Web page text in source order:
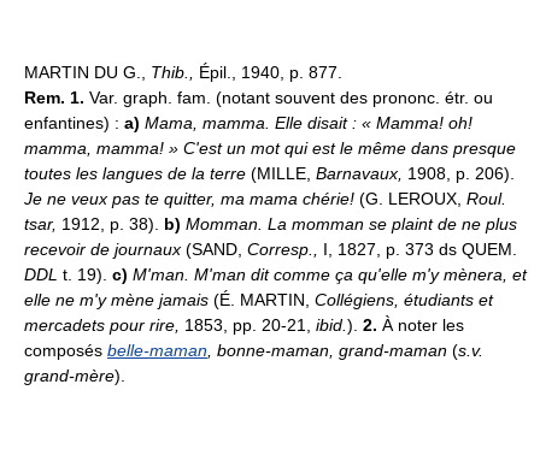
MARTIN DU G., Thib., Épil., 1940, p. 877.
Rem. 1. Var. graph. fam. (notant souvent des prononc. étr. ou
enfantines) : a) Mama, mamma. Elle disait : « Mamma! oh!
mamma, mamma! » C'est un mot qui est le même dans presque
toutes les langues de la terre (MILLE, Barnavaux, 1908, p. 206).
Je ne veux pas te quitter, ma mama chérie! (G. LEROUX, Roul.
tsar, 1912, p. 38). b) Momman. La momman se plaint de ne plus
recevoir de journaux (SAND, Corresp.,
I, 1827, p. 373 ds QUEM.
DDL t. 19). c) M'man. M'man dit comme ça qu'elle m'y mènera, et
elle ne m'y mène jamais (É. MARTIN, Collégiens, étudiants et
mercadets pour rire, 1853, pp. 20-21, ibid. ). 2. À noter les
composés belle-maman , bonne-maman , grand-maman (s.v.
grand-mère).